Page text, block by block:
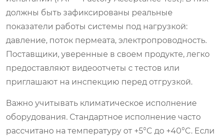
должны быть зафиксированы реальные
показатели работы системы под нагрузкой:
давление, поток пермеата, электропроводность.
Поставщики, уверенные в своем продукте, легко
предоставляют видеоотчеты с тестов или
приглашают на инспекцию перед отгрузкой.
Важно учитывать климатическое исполнение
оборудования. Стандартное исполнение часто
рассчитано на температуру от +5°C до +40°C. Если